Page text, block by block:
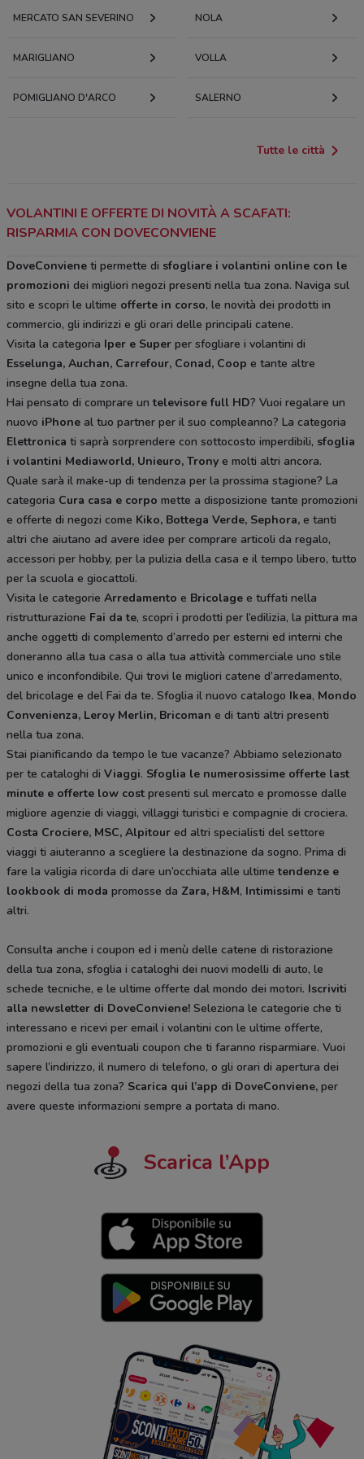
MERCATO SAN SEVERINO NOLA
MARIGLIANO VOLLA
POMIGLIANO D'ARCO SALERNO
Tutte le città
VOLANTINI E OFFERTE DI NOVITÀ A SCAFATI:
RISPARMIA CON DOVECONVIENE
DoveConviene ti permette di sfogliare i volantini online con le
promozioni dei migliori negozi presenti nella tua zona. Naviga sul
sito e scopri le ultime offerte in corso, le novità dei prodotti in
commercio, gli indirizzi e gli orari delle principali catene.
Visita la categoria Iper e Super per sfogliare i volantini di
Esselunga, Auchan, Carrefour, Conad, Coop e tante altre
insegne della tua zona.
Hai pensato di comprare untelevisore full HD? Vuoi regalare un
nuovo iPhone al tuo partner per il suo compleanno? La categoria
Elettronica ti saprà sorprendere con sottocosto imperdibili, sfoglia
i volantini Mediaworld, Unieuro, Trony e molti altri ancora.
Quale sarà il make-up di tendenza per la prossima stagione? La
categoria Cura casa e corpo mette a disposizione tante promozioni
e offerte di negozi come Kiko, Bottega Verde, Sephora, e tanti
altri che aiutano ad avere idee per comprare articoli da regalo,
accessori per hobby, per la pulizia della casa e il tempo libero, tutto
per la scuola e giocattoli.
Visita le categorie Arredamento e Bricolage e tuffati nella
ristrutturazione Fai da te, scopri i prodotti per l’edilizia, la pittura ma
anche oggetti di complemento d’arredo per esterni ed interni che
doneranno alla tua casa o alla tua attività commerciale uno stile
unico e inconfondibile. Qui trovi le migliori catene d’arredamento,
del bricolage e del Fai da te. Sfoglia il nuovo catalogo Ikea, Mondo
Convenienza, Leroy Merlin, Bricoman e di tanti altri presenti
nella tua zona.
Stai pianificando da tempo le tue vacanze? Abbiamo selezionato
per te cataloghi di Viaggi. Sfoglia le numerosissime offerte last
minute e offerte low cost presenti sul mercato e promosse dalle
migliore agenzie di viaggi, villaggi turistici e compagnie di crociera.
Costa Crociere, MSC, Alpitour ed altri specialisti del settore
viaggi ti aiuteranno a scegliere la destinazione da sogno. Prima di
fare la valigia ricorda di dare un’occhiata alle ultimetendenze e
lookbook di moda promosse da Zara, H&M, Intimissimi e tanti
altri.
Consulta anche i coupon ed i menù delle catene di ristorazione
della tua zona, sfoglia i cataloghi dei nuovi modelli di auto, le
schede tecniche, e le ultime offerte dal mondo dei motori. Iscriviti
alla newsletter di DoveConviene! Seleziona le categorie che ti
interessano e ricevi per email i volantini con le ultime offerte,
promozioni e gli eventuali coupon che ti faranno risparmiare. Vuoi
sapere l’indirizzo, il numero di telefono, o gli orari di apertura dei
negozi della tua zona? Scarica qui l’app di DoveConviene, per
avere queste informazioni sempre a portata di mano.
Scarica l’App